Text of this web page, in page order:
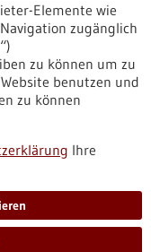
Elemente wie
zugänglich
zu können um zu
benutzen und
zu können
Ihre